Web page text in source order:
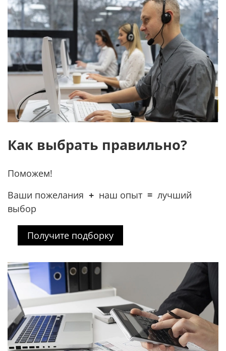
Как выбрать правильно?
Поможем!
Ваши пожелания + наш опыт = лучший
выбор
Получите подборку